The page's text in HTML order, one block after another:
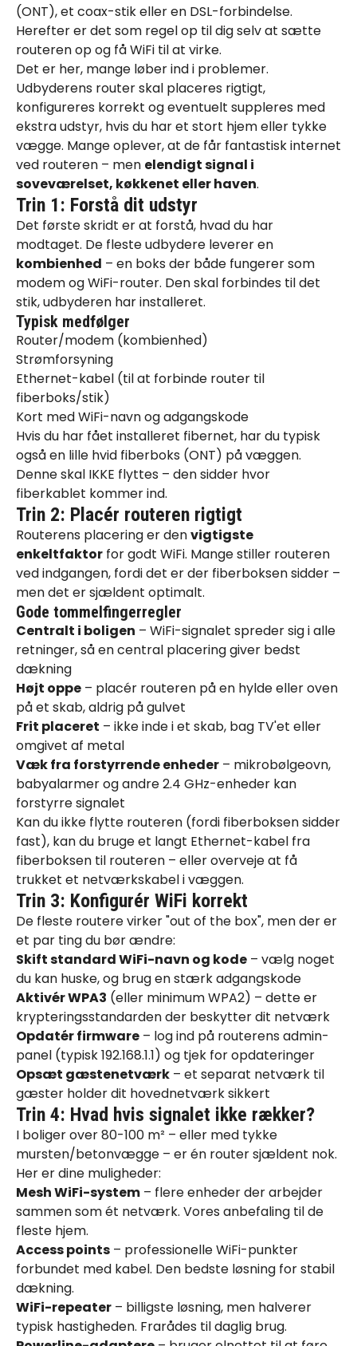
(ONT), et coax-stik eller en DSL-forbindelse.
Herefter er det som regel op til dig selv at sætte
routeren op og få WiFi til at virke.
Det er her, mange løber ind i problemer.
Udbyderens router skal placeres rigtigt,
konfigureres korrekt og eventuelt suppleres med
ekstra udstyr, hvis du har et stort hjem eller tykke
vægge. Mange oplever, at de får fantastisk internet
ved routeren – men elendigt signal i
soveværelset, køkkenet eller haven.
Trin 1: Forstå dit udstyr
Det første skridt er at forstå, hvad du har
modtaget. De fleste udbydere leverer en
kombienhed – en boks der både fungerer som
modem og WiFi-router. Den skal forbindes til det
stik, udbyderen har installeret.
Typisk medfølger
Router/modem (kombienhed)
Strømforsyning
Ethernet-kabel (til at forbinde router til
fiberboks/stik)
Kort med WiFi-navn og adgangskode
Hvis du har fået installeret fibernet, har du typisk
også en lille hvid fiberboks (ONT) på væggen.
Denne skal IKKE flyttes – den sidder hvor
fiberkablet kommer ind.
Trin 2: Placér routeren rigtigt
Routerens placering er denvigtigste
enkeltfaktor for godt WiFi. Mange stiller routeren
ved indgangen, fordi det er der fiberboksen sidder –
men det er sjældent optimalt.
Gode tommelfingerregler
Centralt i boligen – WiFi-signalet spreder sig i alle
retninger, så en central placering giver bedst
dækning
Højt oppe – placér routeren på en hylde eller oven
på et skab, aldrig på gulvet
Frit placeret – ikke inde i et skab, bag TV'et eller
omgivet af metal
Væk fra forstyrrende enheder – mikrobølgeovn,
babyalarmer og andre 2.4 GHz-enheder kan
forstyrre signalet
Kan du ikke flytte routeren (fordi fiberboksen sidder
fast), kan du bruge et langt Ethernet-kabel fra
fiberboksen til routeren – eller overveje at få
trukket et netværkskabeli væggen.
Trin 3: Konfigurér WiFi korrekt
De fleste routere virker "out of the box", men der er
et par ting du bør ændre:
Skift standard WiFi-navn og kode – vælg noget
du kan huske, og brug en stærk adgangskode
Aktivér WPA3 (eller minimum WPA2) – dette er
krypteringsstandarden der beskytter dit netværk
Opdatér firmware – log ind på routerens admin-
panel (typisk 192.168.1.1) og tjek for opdateringer
Opsæt gæstenetværk – et separat netværk til
gæster holder dit hovednetværk sikkert
Trin 4: Hvad hvis signalet ikke rækker?
I boliger over 80-100 m² – eller med tykke
mursten/betonvægge – er én router sjældent nok.
Her er dine muligheder:
Mesh WiFi-system – flere enheder der arbejder
sammen som ét netværk. Vores anbefaling til de
fleste hjem.
Access points – professionelle WiFi-punkter
forbundet med kabel. Den bedste løsning for stabil
dækning.
WiFi-repeater – billigste løsning, men halverer
typisk hastigheden. Frarådes til daglig brug.